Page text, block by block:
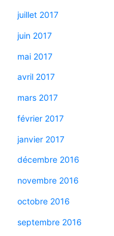
juillet 2017
juin 2017
mai 2017
avril 2017
mars 2017
février 2017
janvier 2017
décembre 2016
novembre 2016
octobre 2016
septembre 2016